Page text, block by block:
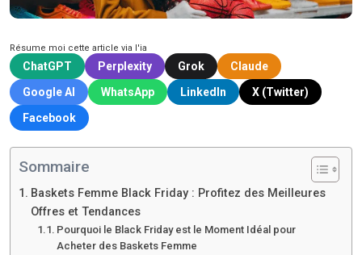
Résume moi cette article via l'ia
ChatGPT Perplexity Grok
Claude
Google AI
WhatsApp LinkedIn
X (Twitter)
Facebook
Sommaire
Baskets Femme Black Friday : Profitez des Meilleures
Offres et Tendances
Pourquoi le Black Friday est le Moment Idéal pour
Acheter des Baskets Femme